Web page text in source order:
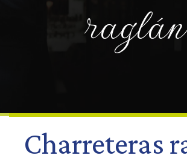
raglán
Charreteras